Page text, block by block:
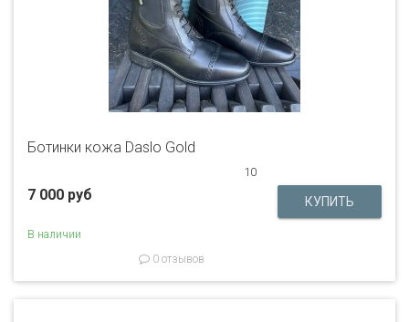
Ботинки кожа Daslo Gold
10
7 000 руб
В наличии
0 отзывов